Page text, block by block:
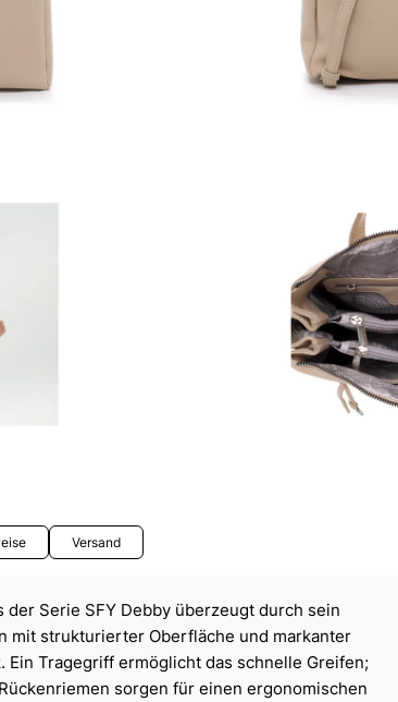
Versand
der Serie SFY Debby überzeugt durch sein
mit strukturierter Oberfläche und markanter
Ein Tragegriff ermöglicht das schnelle Greifen;
sorgen für einen ergonomischen